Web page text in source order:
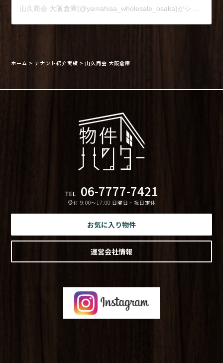
ホーム >テナント紹介実績 >山久商会 大阪倉庫
TEL 06-7777-7421
受付 9:00〜17:00 日曜日・祝日定休
お気に入り物件
運営会社情報